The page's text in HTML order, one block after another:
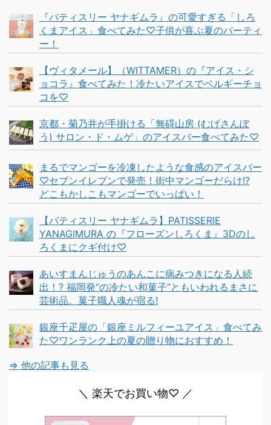
『パティスリー ヤナギムラ』の可愛すぎる「しろ
くまアイス」食べてみた♡子供が喜ぶ夏のパーティ
ー！
【ヴィタメール】（WITTAMER）の『アイス・シ
ョコラ』食べてみた！冷たいアイスでベルギーチョ
コを♡
京都・菊乃井が手掛ける「無碍山房 (むげさんぼ
う) サロン・ド・ムゲ」のアイスバー食べてみた♡
まるでマンゴーを冷凍したような食感のアイスバー
♡セブンイレブンで発売！街中マンゴーだらけ!?
どこもかしこもマンゴーでいっぱい！
【パティスリー ヤナギムラ】PATISSERIE
YANAGIMURA の『フローズンしろくま』3Dのし
ろくまにクギ付け♡
あいすまんじゅうのあんこに病みつきになる人続
出！? 福岡発“の冷たい和菓子”ともいわれるまさに
芸術品。菓子職人魂が宿る!
銀座千疋屋の「銀座ミルフィーユアイス」食べてみ
た♡ワンランク上の夏の贈り物におすすめ！
⇒ 他の記事も見る
＼ 楽天でお買い物♡ ／